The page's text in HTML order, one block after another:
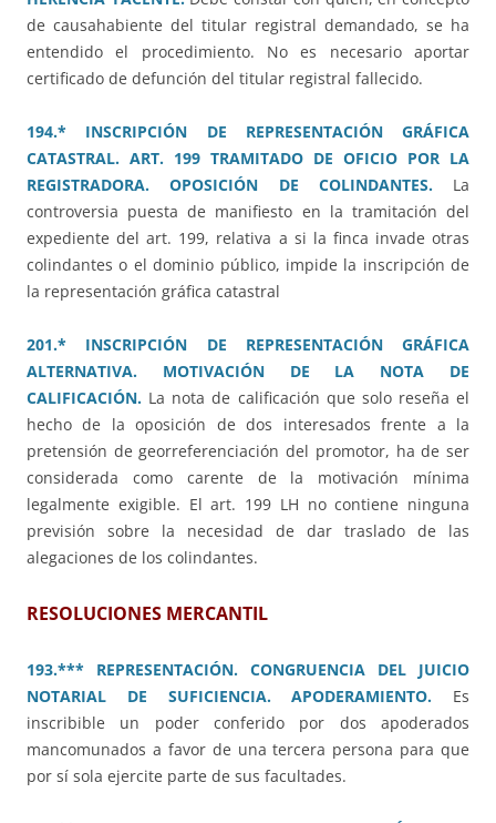
de causahabiente del titular registral demandado, se ha
entendido el procedimiento. No es necesario aportar
certificado de defunción del titular registral fallecido.
194.* INSCRIPCIÓN DE REPRESENTACIÓN GRÁFICA
CATASTRAL. ART. 199 TRAMITADO DE OFICIO POR LA
REGISTRADORA. OPOSICIÓN DE COLINDANTES.La
controversia puesta de manifiesto en la tramitación del
expediente del art. 199, relativa a si la finca invade otras
colindantes o el dominio público, impide la inscripción de
la representación gráfica catastral
201.* INSCRIPCIÓN DE REPRESENTACIÓN GRÁFICA
ALTERNATIVA. MOTIVACIÓN DE LA NOTA DE
CALIFICACIÓN. La nota de calificación que solo reseña el
hecho de la oposición de dos interesados frente a la
pretensión de georreferenciación del promotor, ha de ser
considerada como carente de la motivación mínima
legalmente exigible. El art. 199 LH no contiene ninguna
previsión sobre la necesidad de dar traslado de las
alegaciones de los colindantes.
RESOLUCIONES MERCANTIL
193.*** REPRESENTACIÓN. CONGRUENCIA DEL JUICIO
NOTARIAL DE SUFICIENCIA. APODERAMIENTO. Es
inscribible un poder conferido por dos apoderados
mancomunados a favor de una tercera persona para que
por sí sola ejercite parte de sus facultades.